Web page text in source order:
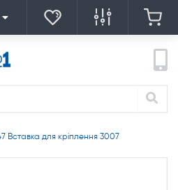
Вставка для кріплення 3007